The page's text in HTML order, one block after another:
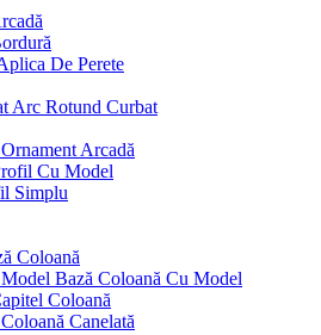
De Perete
Arc Rotund Curbat
Ornament Arcadă
Cu Model
Simplu
Coloană
Bază Coloană Cu Model
Coloană
Coloană Canelată